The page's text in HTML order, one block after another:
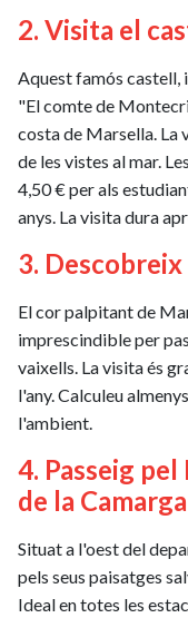
2. Visita el
Aquest famós
"El comte de
costa de Marsella. La
de les vistes al mar.
4,50 € per als
anys. La visita dura
3.
El cor palpitant de
imprescindible per
vaixells. La visita és
l'any. Calculeu
l'ambient.
4. Passeig
de la Camarga
Situat a l'oest del
pels seus paisatges
Ideal en totes les